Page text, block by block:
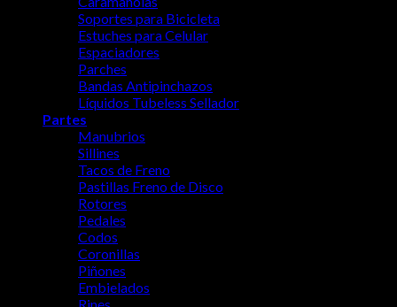
Soportes para Bicicleta
Estuches para Celular
Espaciadores
Parches
Bandas Antipinchazos
Líquidos Tubeless Sellador
Partes
Manubrios
Sillines
Tacos de Freno
Pastillas Freno de Disco
Rotores
Pedales
Codos
Coronillas
Piñones
Embielados